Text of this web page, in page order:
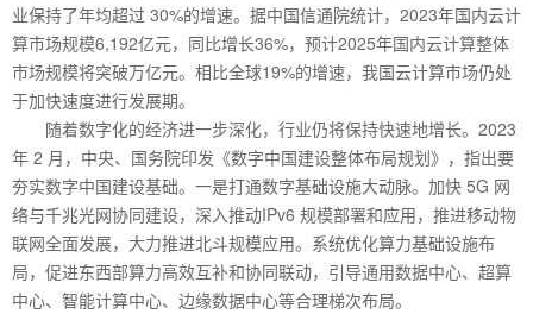
业保持了年均超过 30%的增速。据中国信通院统计，2023年国内云计
算市场规模6,192亿元，同比增长36%，预计2025年国内云计算整体
市场规模将突破万亿元。相比全球19%的增速，我国云计算市场仍处
于加快速度进行发展期。
随着数字化的经济进一步深化，行业仍将保持快速地增长。2023
年 2 月，中央、国务院印发《数字中国建设整体布局规划》，指出要
夯实数字中国建设基础。一是打通数字基础设施大动脉。加快 5G 网
络与千兆光网协同建设，深入推动IPv6 规模部署和应用，推进移动物
联网全面发展，大力推进北斗规模应用。系统优化算力基础设施布
局，促进东西部算力高效互补和协同联动，引导通用数据中心、超算
中心、智能计算中心、边缘数据中心等合理梯次布局。